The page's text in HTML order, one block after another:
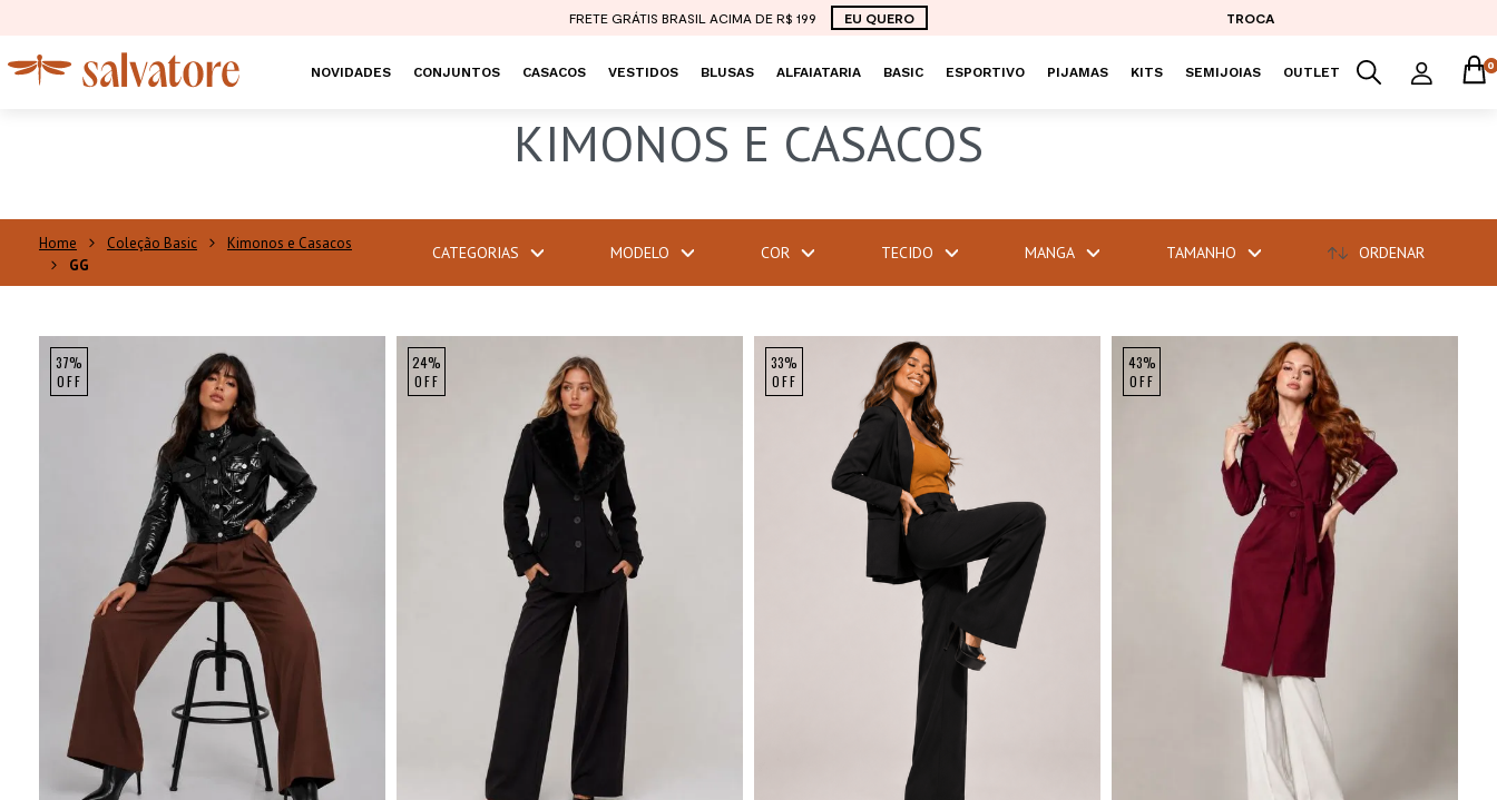
FRETE GRÁTIS BRASIL ACIMA DE R$ 199 EU QUERO TROCA
NOVIDADES CONJUNTOS CASACOS VESTIDOS BLUSAS ALFAIATARIA BASIC ESPORTIVO PIJAMAS KITS SEMIJOIAS OUTLET 0
KIMONOS E CASACOS
Coleção Basic
Kimonos e Casacos
GG
CATEGORIAS MODELO COR TECIDO MANGA TAMANHO ORDENAR
37%
OFF
P M G GG
24%
OFF
33%
OFF
43%
OFF